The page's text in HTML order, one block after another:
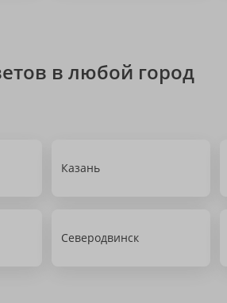
в любой город
Казань
Северодвинск